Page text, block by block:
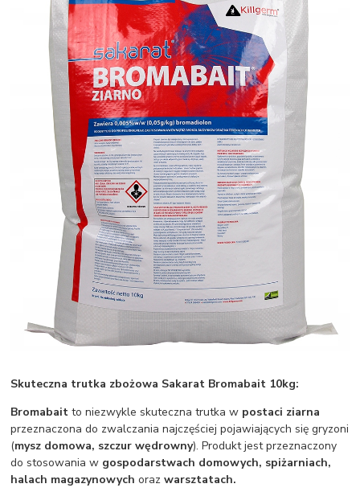
Skuteczna trutka zbożowa Sakarat Bromabait 10kg:
Bromabait to niezwykle skuteczna trutka w postaci ziarna
przeznaczona do zwalczania najczęściej pojawiających się gryzoni
(mysz domowa, szczur wędrowny). Produkt jest przeznaczony
do stosowania w gospodarstwach domowych, spiżarniach,
halach magazynowych orazwarsztatach.